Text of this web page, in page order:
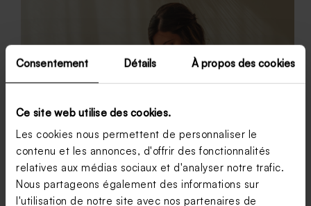
Consentement Détails À propos des cookies
Ce site web utilise des cookies.
Les cookies nous permettent de personnaliser le
contenu et les annonces, d'offrir des fonctionnalités
relatives aux médias sociaux et d'analyser notre trafic.
Nous partageons également des informations sur
l'utilisation de notre site avec nos partenaires de